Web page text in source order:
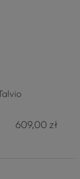
609,00 zł